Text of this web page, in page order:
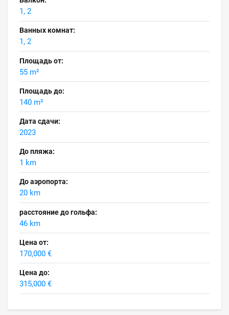
1, 2
Ванных комнат:
1, 2
Площадь от:
55 m²
Площадь до:
140 m²
Дата сдачи:
2023
До пляжа:
1 km
До аэропорта:
20 km
расстояние до гольфа:
46 km
Цена от:
170,000 €
Цена до:
315,000 €